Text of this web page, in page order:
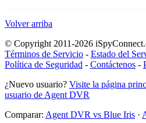
Volver arriba
© Copyright 2011-2026
Términos de Servicio - Estado del
Política de Seguridad - Contáctenos -
¿Nuevo usuario? Visite la página
usuario de Agent DVR
Comparar: Agent DVR vs Blue Iris ·